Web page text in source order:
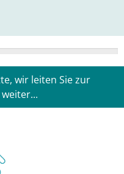
wir leiten Sie zur